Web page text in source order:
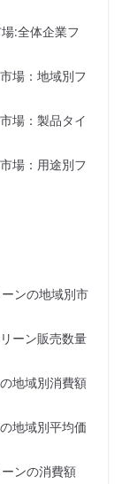
:全体企業フ
場：地域別フ
場：製品タイ
場：用途別フ
ンの地域別市
ーン販売数量
地域別消費額
地域別平均価
ンの消費額